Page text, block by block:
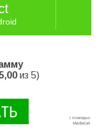
из 5)